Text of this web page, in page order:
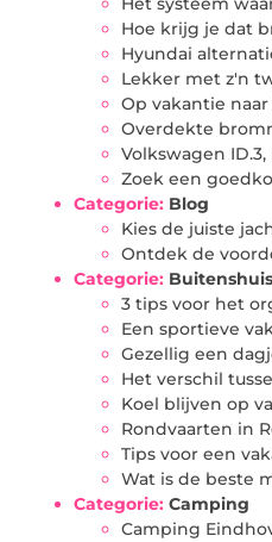
Hoe krijg je dat
Hyundai
Lekker met z'n
Op vakantie
Overdekte
Volkswagen
Zoek een
Categorie: Blog
Kies de juiste
Ontdek de
Categorie: Buitenshuis
3 tips voor het
Een sportieve
Gezellig een
Het verschil
Koel blijven op
Rondvaarten in
Tips voor een
Wat is de beste
Categorie: Camping
Camping